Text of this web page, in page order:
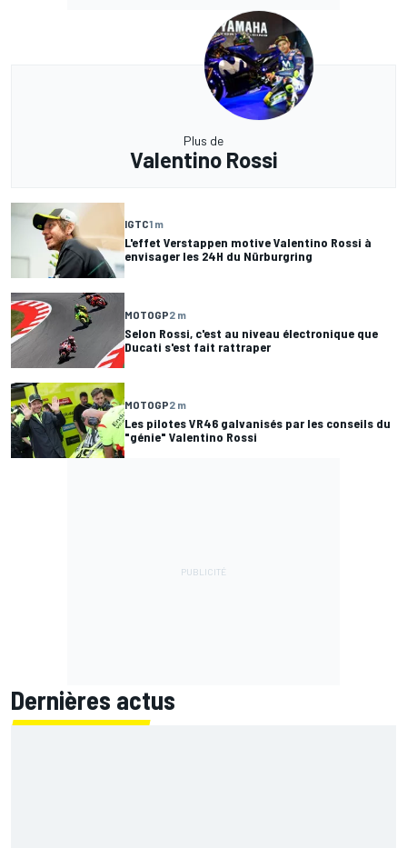
Plus de
Valentino Rossi
IGTC1 m
L'effet Verstappen motive Valentino Rossi à
envisager les 24H du Nürburgring
MOTOGP2 m
Selon Rossi, c'est au niveau électronique que
Ducati s'est fait rattraper
MOTOGP2 m
Les pilotes VR46 galvanisés par les conseils du
"génie" Valentino Rossi
Dernières actus